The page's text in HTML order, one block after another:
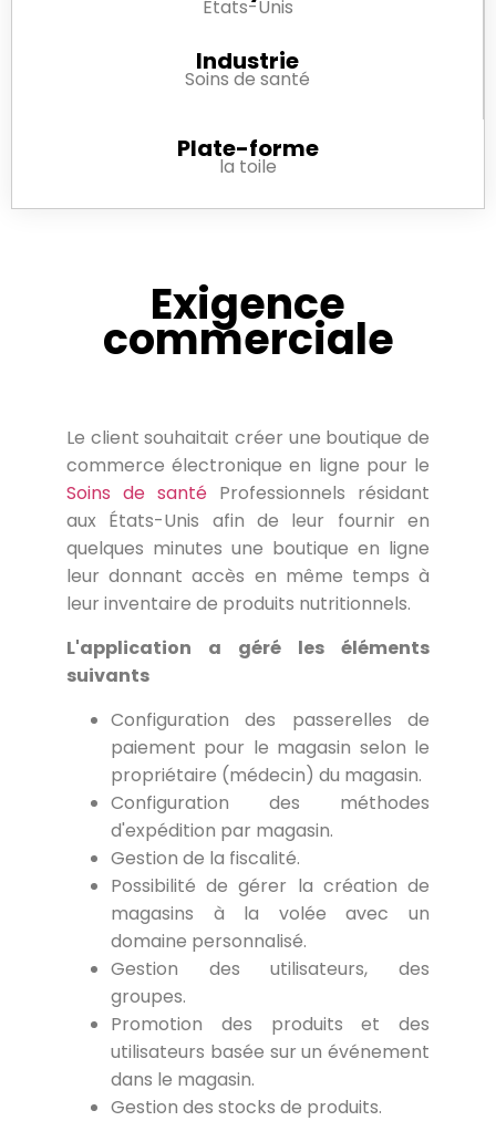
États-Unis
Industrie
Soins de santé
Plate-forme
la toile
Exigence
commerciale
Le client souhaitait créer une boutique de
commerce électronique en ligne pour le
Soins de santé Professionnels résidant
aux États-Unis afin de leur fournir en
quelques minutes une boutique en ligne
leur donnant accès en même temps à
leur inventaire de produits nutritionnels.
L'application a géré les éléments
suivants
Configuration des passerelles de
paiement pour le magasin selon le
propriétaire (médecin) du magasin.
Configuration des méthodes
d'expédition par magasin.
Gestion de la fiscalité.
Possibilité de gérer la création de
magasins à la volée avec un
domaine personnalisé.
Gestion des utilisateurs, des
groupes.
Promotion des produits et des
utilisateurs basée sur un événement
dans le magasin.
Gestion des stocks de produits.